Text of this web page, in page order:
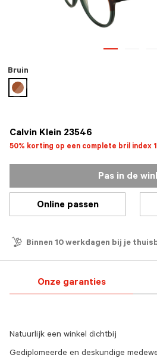
Calvin Klein 23546
50% korting op een complete bril index
Bruin
geselecteerd
Pas in de
Online passen
Binnen 10 werkdagen bij je
Onze garanties
Natuurlijk een winkel dichtbij
Gediplomeerde en deskundige